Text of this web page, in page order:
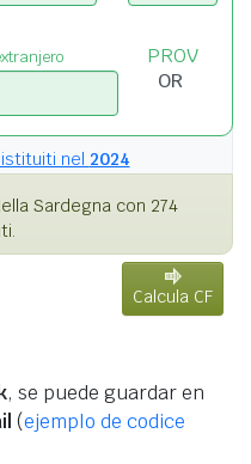
PROV
nel 2024
Sardegna con 274
Calcula CF
, se puede guardar en
(ejemplo de codice